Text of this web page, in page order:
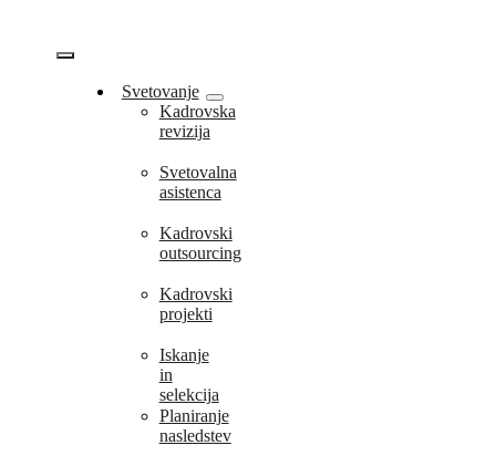
content
Vklopi/Izklopi
navigacijo
Svetovanje
Kadrovska
revizija
Svetovalna
asistenca
Kadrovski
outsourcing
Kadrovski
projekti
Iskanje
in
selekcija
Planiranje
nasledstev